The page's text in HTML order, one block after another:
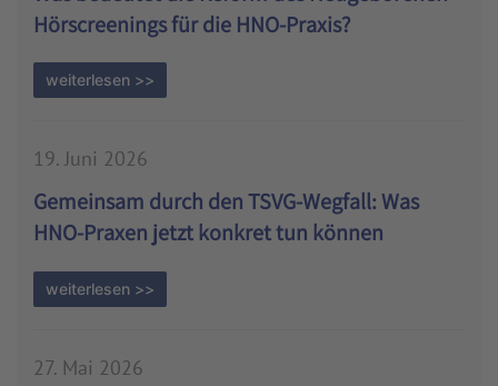
Hörscreenings für die HNO-Praxis?
weiterlesen >>
19. Juni 2026
Gemeinsam durch den TSVG-Wegfall: Was
HNO-Praxen jetzt konkret tun können
weiterlesen >>
27. Mai 2026